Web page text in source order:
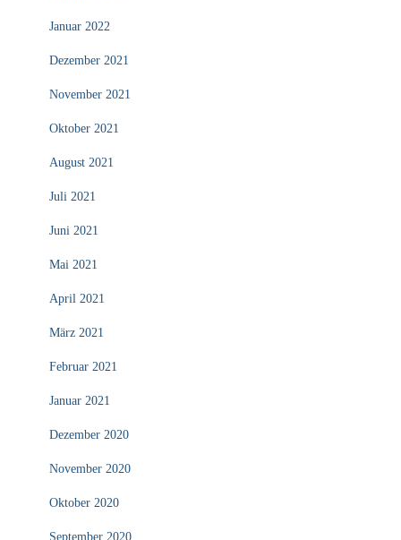
Januar 2022
Dezember 2021
November 2021
Oktober 2021
August 2021
Juli 2021
Juni 2021
Mai 2021
April 2021
März 2021
Februar 2021
Januar 2021
Dezember 2020
November 2020
Oktober 2020
September 2020